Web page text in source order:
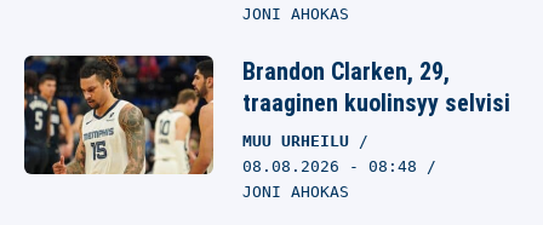
JONI AHOKAS
Brandon Clarken, 29,
traaginen kuolinsyy selvisi
MUU URHEILU
08.08.2026 - 08:48
JONI AHOKAS